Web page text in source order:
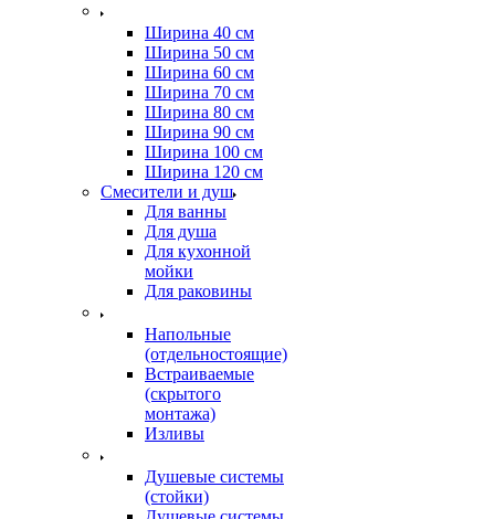
Ширина 40 см
Ширина 50 см
Ширина 60 см
Ширина 70 см
Ширина 80 см
Ширина 90 см
Ширина 100 см
Ширина 120 см
Смесители и душ
Для ванны
Для душа
Для кухонной
мойки
Для раковины
Напольные
(отдельностоящие)
Встраиваемые
(скрытого
монтажа)
Изливы
Душевые системы
(стойки)